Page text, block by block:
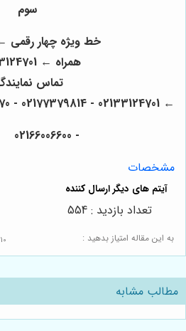
سوم
خط ویژه چهار رقمی ← 0216123
همراه ← 09123124701
تماس نمایندگی
این مقاله امتیاز بدهید : 10
تعداد بازدید : 554
مشابه